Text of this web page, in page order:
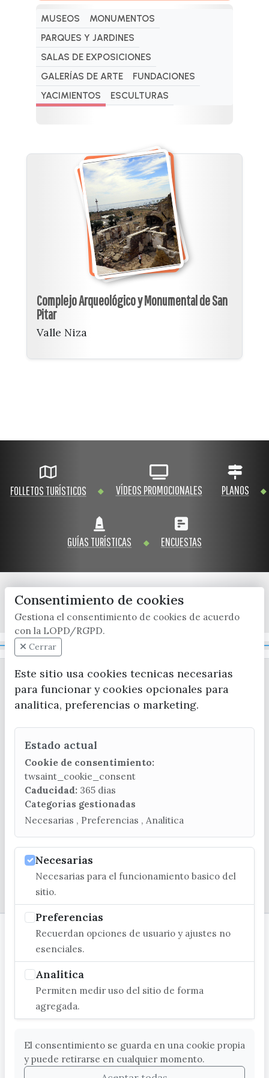
MUSEOS
MONUMENTOS
PARQUES Y JARDINES
SALAS DE EXPOSICIONES
GALERÍAS DE ARTE
FUNDACIONES
YACIMIENTOS
ESCULTURAS
Complejo Arqueológico y Monumental de San
Pitar
Valle Niza
FOLLETOS TURÍSTICOS VÍDEOS PROMOCIONALES PLANOS
GUÍAS TURÍSTICAS ENCUESTAS
x / twitter facebook youtube instagram
CONTACTA CON LA OFICINA DE TURISMO
(+34) 952 541 104
turismo@velezmalaga.es
C/ Poniente, 2. CP 29740 - Torre del Mar
Consentimiento de cookies
Gestiona el consentimiento de cookies de acuerdo
con la LOPD/RGPD.
Cerrar
Este sitio usa cookies tecnicas necesarias
para funcionar y cookies opcionales para
analitica, preferencias o marketing.
Estado actual
Cookie de consentimiento:
twsaint_cookie_consent
Caducidad: 365 dias
Categorias gestionadas
Necesarias , Preferencias , Analitica
Necesarias
Necesarias para el funcionamiento basico del
sitio.
Preferencias
Recuerdan opciones de usuario y ajustes no
esenciales.
Analitica
Permiten medir uso del sitio de forma
agregada.
El consentimiento se guarda en una cookie propia
y puede retirarse en cualquier momento.